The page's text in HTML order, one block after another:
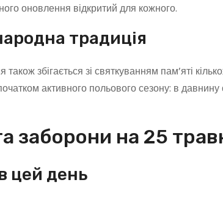
оновлення відкритий для кожного.
традиція
збігається зі святкуванням пам’яті
активного польового сезону: в
заборони на 25
цей день